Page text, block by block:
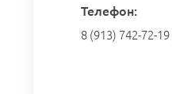
Телефон:
8 (913) 742-72-19